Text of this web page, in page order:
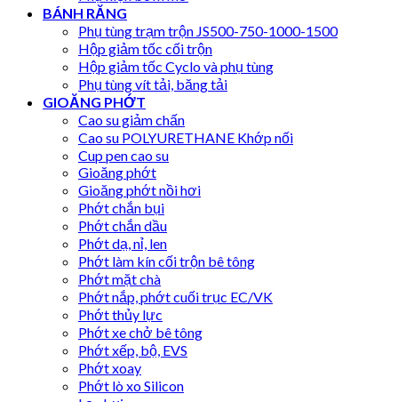
BÁNH RĂNG
Phụ tùng trạm trộn JS500-750-1000-1500
Hộp giảm tốc cối trộn
Hộp giảm tốc Cyclo và phụ tùng
Phụ tùng vít tải, băng tải
GIOĂNG PHỚT
Cao su giảm chấn
Cao su POLYURETHANE Khớp nối
Cup pen cao su
Gioăng phớt
Gioăng phớt nồi hơi
Phớt chắn bụi
Phớt chắn dầu
Phớt dạ, nỉ, len
Phớt làm kín cối trộn bê tông
Phớt mặt chà
Phớt nắp, phớt cuối trục EC/VK
Phớt thủy lực
Phớt xe chở bê tông
Phớt xếp, bộ, EVS
Phớt xoay
Phớt lò xo Silicon